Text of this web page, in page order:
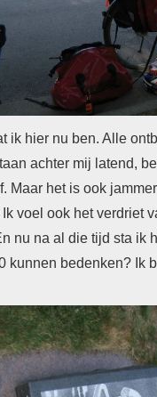
ik hier nu ben. Alle
achter mij latend,
Maar het is ook
voel ook het verdriet
nu na al die tijd sta ik
kunnen bedenken? Ik